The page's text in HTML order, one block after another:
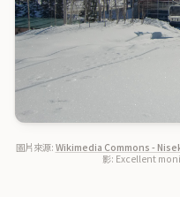
圖片來源: Wikimedia Commons -
影: Excellent